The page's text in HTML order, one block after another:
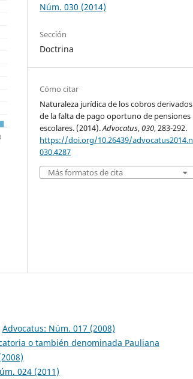
Núm. 030 (2014)
Sección
Doctrina
Cómo citar
Naturaleza jurídica de los cobros derivados
de la falta de pago oportuno de pensiones
escolares. (2014).Advocatus,030, 283-292.
https://doi.org/10.26439/advocatus2014.n
030.4287
Más formatos de cita
Advocatus: Núm. 017 (2008)
o también denominada Pauliana
024 (2011)